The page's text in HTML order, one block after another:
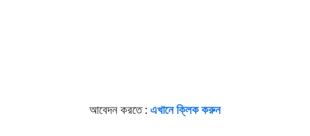
আবেদন করতে :এখানে ক্লিক করুন